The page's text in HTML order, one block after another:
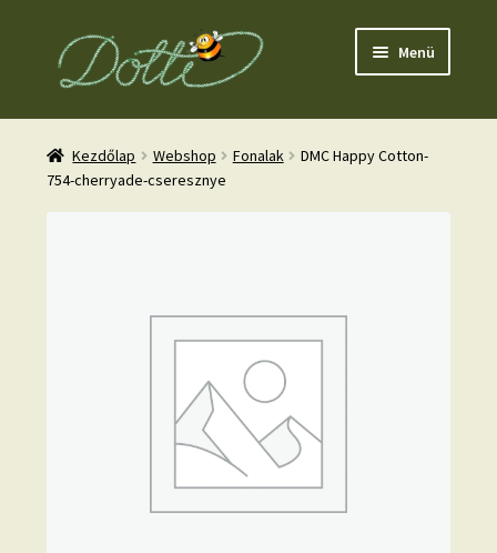
Ugrás
Kilépés
Menü
Kezdőlap Webshop Fonalak
DMC Happy Cotton-
754-cherryade-cseresznye